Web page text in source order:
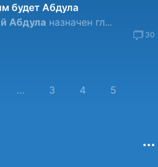
будет Абдула
Абдула назначен гл...
30
… 3 4 5